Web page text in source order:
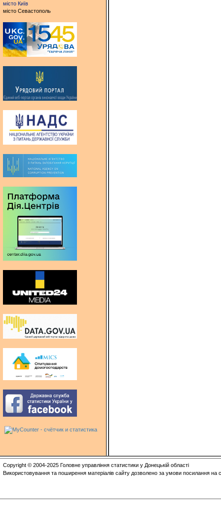
місто Київ
місто Севастополь
Copyright © 2004-2025 Головне управління статистики у Донецькій області
Використовування та поширення матеріалів сайту дозволено за умови посилання на